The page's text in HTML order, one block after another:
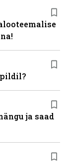
ja saad